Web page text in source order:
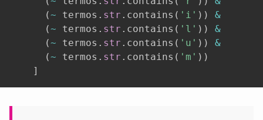
(~ termos . str . contains ( 'i' ) )
&
(~ termos . str . contains ( 'l' ) )
&
(~ termos . str . contains ( 'u' ) )
&
(~ termos . str . contains ( 'm' ) )
]